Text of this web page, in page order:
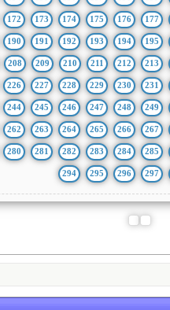
172 173 174 175 176 177
190 191 192 193 194 195
208 209 210 211 212 213
226 227 228 229 230 231
244 245 246 247 248 249
262 263 264 265 266 267
280 281 282 283 284 285
294 295 296 297